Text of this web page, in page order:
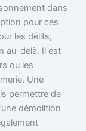
dans
pour ces
les délits,
au-delà. Il est
ou les
Une
permettre de
démolition